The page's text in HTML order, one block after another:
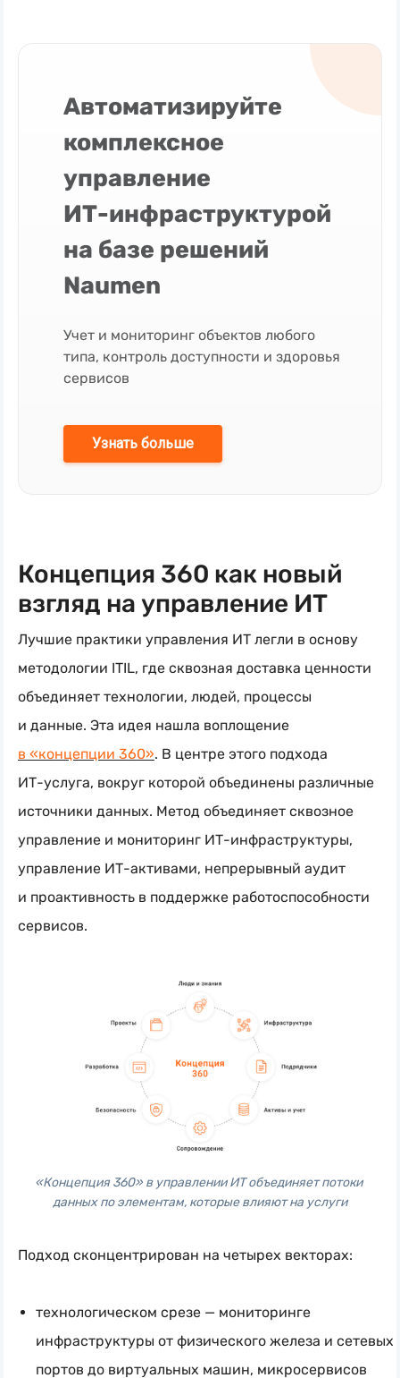
Автоматизируйте
комплексное
управление
ИТ-инфраструктурой
на базе решений
Naumen
Учет и мониторинг объектов любого
типа, контроль доступности и здоровья
сервисов
Узнать больше
Концепция 360 как новый
взгляд на управление ИТ
Лучшие практики управления ИТ легли в основу
методологии ITIL, где сквозная доставка ценности
объединяет технологии, людей, процессы
и данные. Эта идея нашла воплощение
в «концепции 360». В центре этого подхода
ИТ-услуга, вокруг которой объединены различные
источники данных. Метод объединяет сквозное
управление и мониторинг ИТ-инфраструктуры,
управление ИТ-активами, непрерывный аудит
и проактивность в поддержке работоспособности
сервисов.
«Концепция 360» в управлении ИТ объединяет потоки
данных по элементам, которые влияют на услуги
Подход сконцентрирован на четырех векторах:
технологическом срезе — мониторинге
инфраструктуры от физического железа и сетевых
портов до виртуальных машин, микросервисов